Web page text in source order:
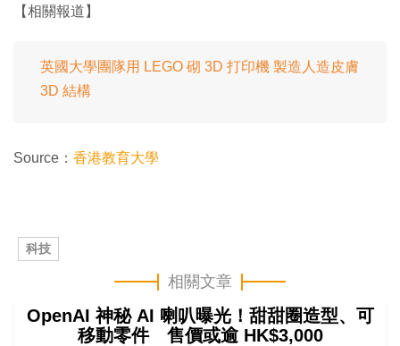
【相關報道】
英國大學團隊用 LEGO 砌 3D 打印機 製造人造皮膚
3D 結構
Source： 香港教育大學
科技
相關文章
OpenAI 神秘 AI 喇叭曝光！甜甜圈造型、可
移動零件 售價或逾 HK$3,000